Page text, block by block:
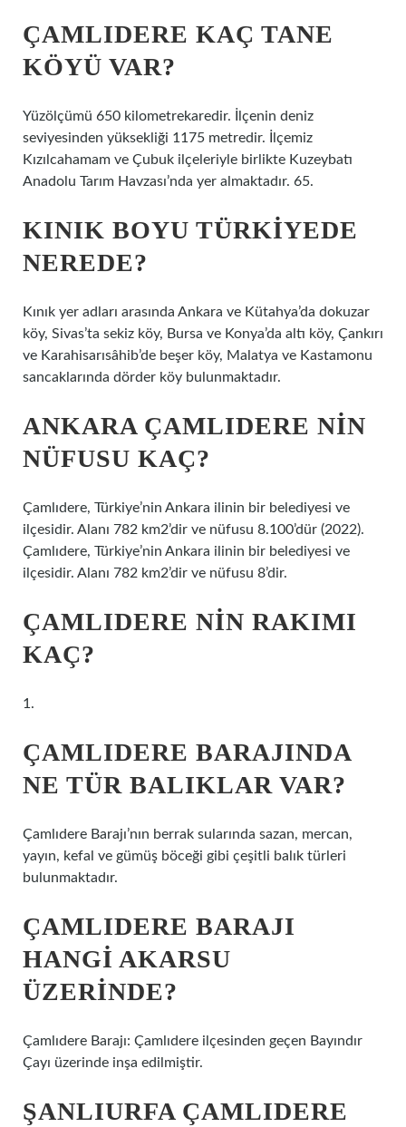
ÇAMLIDERE KAÇ TANE
KÖYÜ VAR?
Yüzölçümü 650 kilometrekaredir. İlçenin deniz
seviyesinden yüksekliği 1175 metredir. İlçemiz
Kızılcahamam ve Çubuk ilçeleriyle birlikte Kuzeybatı
Anadolu Tarım Havzası’nda yer almaktadır. 65.
KINIK BOYU TÜRKIYEDE
NEREDE?
Kınık yer adları arasında Ankara ve Kütahya’da dokuzar
köy, Sivas’ta sekiz köy, Bursa ve Konya’da altı köy, Çankırı
ve Karahisarısâhib’de beşer köy, Malatya ve Kastamonu
sancaklarında dörder köy bulunmaktadır.
ANKARA ÇAMLIDERE NIN
NÜFUSU KAÇ?
Çamlıdere, Türkiye’nin Ankara ilinin bir belediyesi ve
ilçesidir. Alanı 782 km2’dir ve nüfusu 8.100’dür (2022).
Çamlıdere, Türkiye’nin Ankara ilinin bir belediyesi ve
ilçesidir. Alanı 782 km2’dir ve nüfusu 8’dir.
ÇAMLIDERE NIN RAKIMI
KAÇ?
1.
ÇAMLIDERE BARAJINDA
NE TÜR BALIKLAR VAR?
Çamlıdere Barajı’nın berrak sularında sazan, mercan,
yayın, kefal ve gümüş böceği gibi çeşitli balık türleri
bulunmaktadır.
ÇAMLIDERE BARAJI
HANGI AKARSU
ÜZERINDE?
Çamlıdere Barajı: Çamlıdere ilçesinden geçen Bayındır
Çayı üzerinde inşa edilmiştir.
ŞANLIURFA ÇAMLIDERE